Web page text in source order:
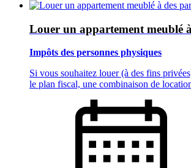
Louer un appartement meublé
Impôts des personnes physiques
Si vous souhaitez louer (à des fins
le plan fiscal, une combinaison de